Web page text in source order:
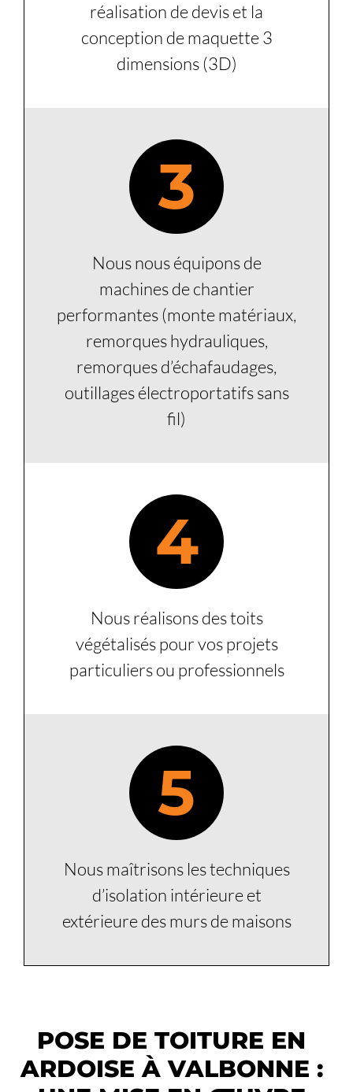
réalisation de devis et la
conception de maquette 3
dimensions (3D)
3
Nous nous équipons de
machines de chantier
performantes (monte matériaux,
remorques hydrauliques,
remorques d’échafaudages,
outillages électroportatifs sans
fil)
4
Nous réalisons des toits
végétalisés pour vos projets
particuliers ou professionnels
5
Nous maîtrisons les techniques
d’isolation intérieure et
extérieure des murs de maisons
POSE DE TOITURE EN
ARDOISE À VALBONNE :